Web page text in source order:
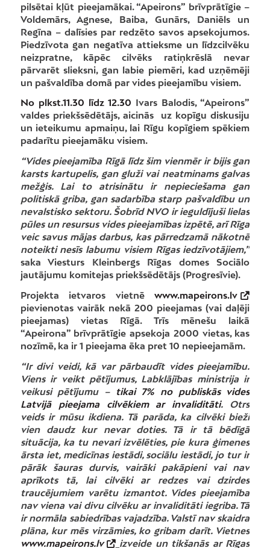
pilsētai kļūt pieejamākai. “Apeirons” brīvprātīgie –
Voldemārs, Agnese, Baiba, Gunārs, Daniēls un
Regīna – dalīsies par redzēto savos apsekojumos.
Piedzīvota gan negatīva attieksme un līdzcilvēku
neizpratne, kāpēc cilvēks ratiņkrēslā nevar
pārvarēt slieksni, gan labie piemēri, kad uzņēmēji
un pašvaldība domā par vides pieejamību visiem.
No plkst.11.30 līdz 12.30 Ivars Balodis, “Apeirons”
valdes priekšsēdētājs, aicinās uz kopīgu diskusiju
un ieteikumu apmaiņu, lai Rīgu kopīgiem spēkiem
padarītu pieejamāku visiem.
“Vides pieejamība Rīgā līdz šim vienmēr ir bijis gan
karsts kartupelis, gan gluži vai neatminams galvas
mežģis. Lai to atrisinātu ir nepieciešama gan
politiskā griba, gan sadarbība starp pašvaldību un
nevalstisko sektoru. Šobrīd NVO ir ieguldījuši lielas
pūles un resursus vides pieejamības izpētē, arī Rīga
veic savus mājas darbus, kas pārredzamā nākotnē
noteikti nesīs labumu visiem Rīgas iedzīvotājiem,”
saka Viesturs Kleinbergs Rīgas domes Sociālo
jautājumu komitejas priekšsēdētājs (Progresīvie).
Projekta ietvaros vietnēwww.mapeirons.lv
pievienotas vairāk nekā 200 pieejamas (vai daļēji
pieejamas) vietas Rīgā. Trīs mēnešu laikā
“Apeirona” brīvprātīgie apsekoja 2000 vietas, kas
nozīmē, ka ir 1 pieejama ēka pret 10 nepieejamām.
“Ir divi veidi, kā var pārbaudīt vides pieejamību.
Viens ir veikt pētījumus, Labklājības ministrija ir
veikusi pētījumu –
tikai 7% no publiskās vides
Latvijā pieejama cilvēkiem ar invaliditāti. Otrs
veids ir mūsu ikdiena. Tā parāda, ka cilvēki bieži
vien daudz kur nevar doties. Tā ir tā bēdīgā
situācija, ka tu nevari izvēlēties, pie kura ģimenes
ārsta iet, medicīnas iestādi, sociālu iestādi, jo tur ir
pārāk šauras durvis, vairāki pakāpieni vai nav
aprīkots tā, lai cilvēki ar redzes vai dzirdes
traucējumiem varētu izmantot. Vides pieejamība
nav viena vai divu cilvēku ar invaliditāti iegriba. Tā
ir normāla sabiedrības vajadzība. Valstī nav skaidra
plāna, kur mēs virzāmies, ko gribam darīt. Vietnes
www.mapeirons.lv
izveide un tikšanās ar Rīgas